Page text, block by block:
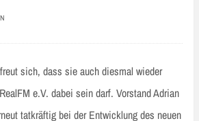
sich, dass sie auch diesmal wieder
e.V. dabei sein darf. Vorstand Adrian
tatkräftig bei der Entwicklung des neuen